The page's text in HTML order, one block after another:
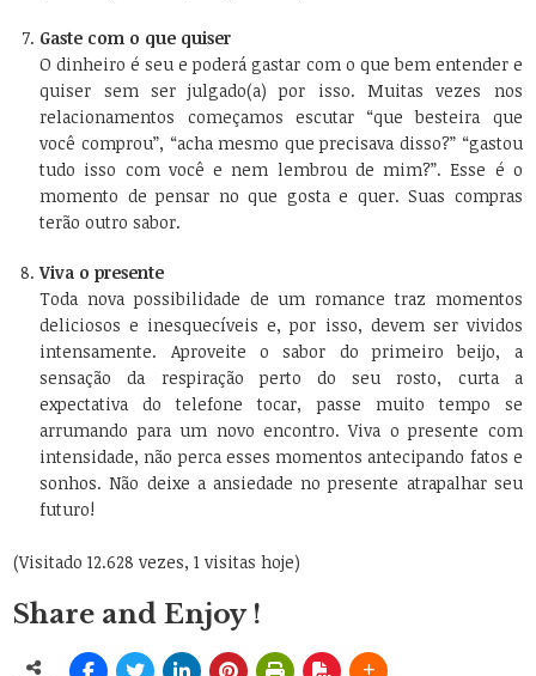
Gaste com o que quiser
O dinheiro é seu e poderá gastar com o que bem entender e
quiser sem ser julgado(a) por isso. Muitas vezes nos
relacionamentos começamos escutar “que besteira que
você comprou”, “acha mesmo que precisava disso?” “gastou
tudo isso com você e nem lembrou de mim?”. Esse é o
momento de pensar no que gosta e quer. Suas compras
terão outro sabor.
Viva o presente
Toda nova possibilidade de um romance traz momentos
deliciosos e inesquecíveis e, por isso, devem ser vividos
intensamente. Aproveite o sabor do primeiro beijo, a
sensação da respiração perto do seu rosto, curta a
expectativa do telefone tocar, passe muito tempo se
arrumando para um novo encontro. Viva o presente com
intensidade, não perca esses momentos antecipando fatos e
sonhos. Não deixe a ansiedade no presente atrapalhar seu
futuro!
(Visitado 12.628 vezes, 1 visitas hoje)
Share and Enjoy !